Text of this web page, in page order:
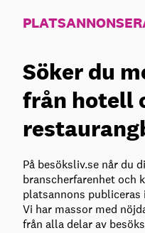
Söker du
från hotell
På besöksliv.se når du
branscherfarenhet och
platsannons
Vi har massor med
från alla delar av